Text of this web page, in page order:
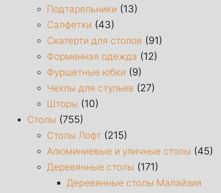
Подтарельники (13)
Салфетки (43)
Скатерти для столов (91)
Форменная одежда (12)
Фуршетные юбки (9)
Чехлы для стульев (27)
Шторы (10)
Столы (755)
Столы Лофт (215)
Алюминиевые и уличные столы (45)
Деревянные столы (171)
Деревянные столы Малайзия